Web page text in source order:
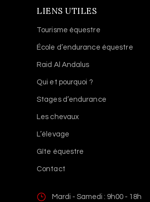
LIENS UTILES
Tourisme équestre
École d’endurance équestre
Raid Al Andalus
Qui et pourquoi ?
Stages d’endurance
Les chevaux
L’élevage
Gîte équestre
Contact
Mardi - Samedi : 9h00 - 18h